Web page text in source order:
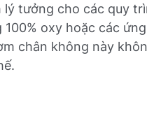
lý tưởng cho các quy
oxy hoặc các
chân không này